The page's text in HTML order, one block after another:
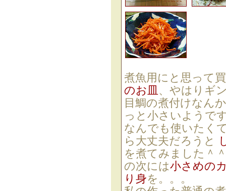
煮魚用にと思って
のお皿、やはりギ
目鯛の煮付けなん
っと小さいようで
なんでも使いたく
ら大丈夫だろうと
を煮てみました＾
の次には小さめの
り身を。。。